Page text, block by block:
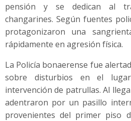
pensión y se dedican al
changarines. Según fuentes
protagonizaron una
rápidamente en agresión física.
La Policía bonaerense fue
sobre disturbios en el
intervención de patrullas. Al
adentraron por un pasillo
provenientes del primer piso